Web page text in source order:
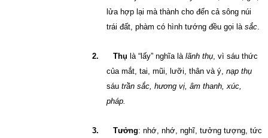
lửa hợp lại mà thành cho đến cả sông núi
trái đất, phàm có hình tướng đều gọi là sắc.
2. Thụ là “lấy” nghĩa là lãnh thụ, vì sáu thức
của mắt, tai, mũi, lưỡi, thân và ý, nạp thụ
sáu trần sắc, hương vị, âm thanh, xúc,
pháp.
3. Tưởng: nhớ, nhớ, nghĩ, tưởng tượng, tức